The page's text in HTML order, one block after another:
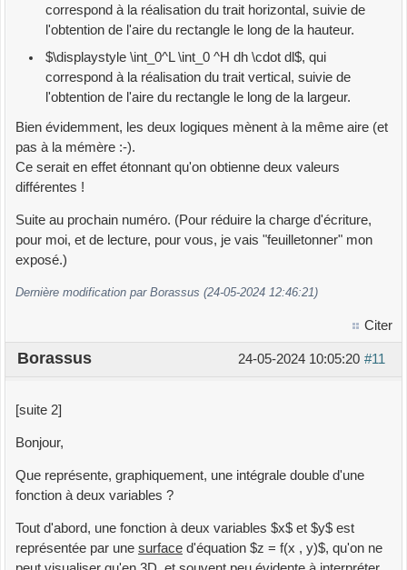
correspond à la réalisation du trait horizontal, suivie de
l'obtention de l'aire du rectangle le long de la hauteur.
$\displaystyle \int_0^L \int_0 ^H dh \cdot dl$, qui
correspond à la réalisation du trait vertical, suivie de
l'obtention de l'aire du rectangle le long de la largeur.
Bien évidemment, les deux logiques mènent à la même aire (et
pas à la mémère :-).
Ce serait en effet étonnant qu'on obtienne deux valeurs
différentes !
Suite au prochain numéro. (Pour réduire la charge d'écriture,
pour moi, et de lecture, pour vous, je vais "feuilletonner" mon
exposé.)
Dernière modification par Borassus (24-05-2024 12:46:21)
Citer
#11
24-05-2024 10:05:20
Borassus
[suite 2]
Bonjour,
Que représente, graphiquement, une intégrale double d'une
fonction à deux variables ?
Tout d'abord, une fonction à deux variables $x$ et $y$ est
représentée par une surface d'équation $z = f(x , y)$, qu'on ne